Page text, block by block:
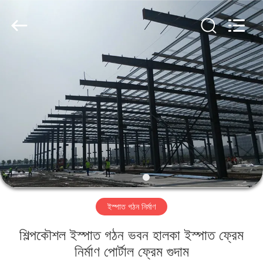
ভিডিও
ভিআর
শো
আমাদের
ইস্পাত গঠন নির্মাণ
শিল্পকৌশল ইস্পাত গঠন ভবন হালকা ইস্পাত ফ্রেম
নির্মাণ পোর্টাল ফ্রেম গুদাম